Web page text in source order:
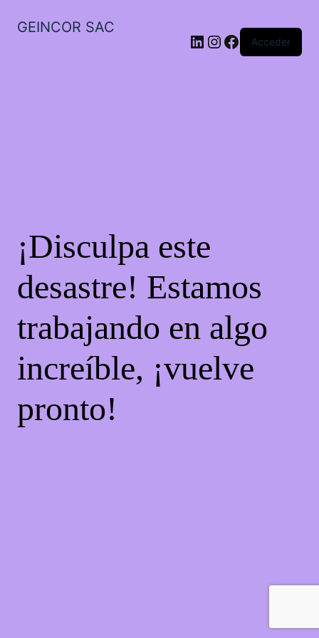
GEINCOR SAC
LinkedIn
Instagram
Facebook
Acceder
¡Disculpa este
desastre! Estamos
trabajando en algo
increíble, ¡vuelve
pronto!